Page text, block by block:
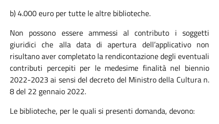
b) 4.000 euro per tutte le altre biblioteche.
Non possono essere ammessi al contributo i soggetti
giuridici che alla data di apertura dell’applicativo non
risultano aver completato la rendicontazione degli eventuali
contributi percepiti per le medesime finalità nel biennio
2022-2023 ai sensi del decreto del Ministro della Cultura n.
8 del 22 gennaio 2022.
Le biblioteche, per le quali si presenti domanda, devono: